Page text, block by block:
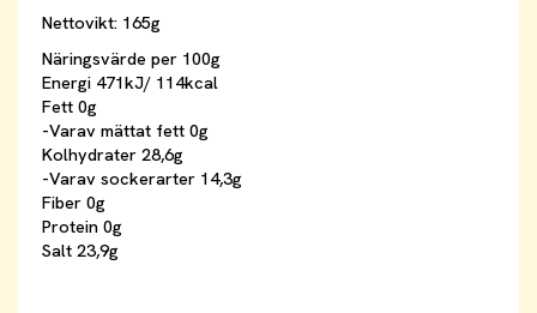
Nettovikt: 165g
Näringsvärde per 100g
Energi 471kJ/ 114kcal
Fett 0g
-Varav mättat fett 0g
Kolhydrater 28,6g
-Varav sockerarter 14,3g
Fiber 0g
Protein 0g
Salt 23,9g